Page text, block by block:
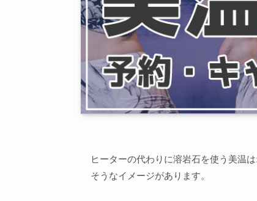
ヒーターの代わりに溶岩石を使う美温
そうなイメージがあります。